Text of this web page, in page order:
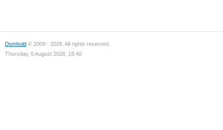
Domhold © 2009 - 2026. All rights reserved.
Thursday, 6 August 2026, 18:40